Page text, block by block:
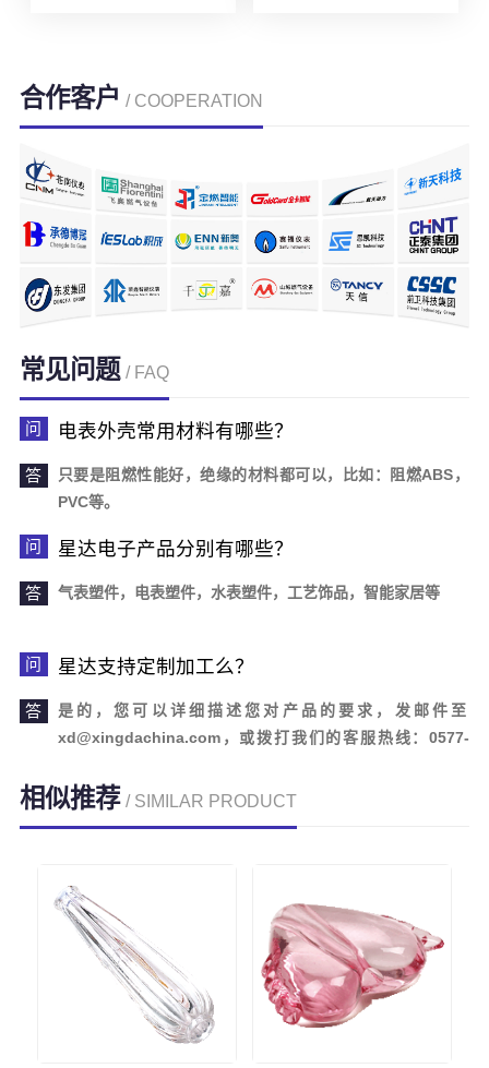
合作客户 / COOPERATION
常见问题 / FAQ
电表外壳常用材料有哪些？
只要是阻燃性能好，绝缘的材料都可以，比如：阻燃ABS，
PVC等。
星达电子产品分别有哪些？
气表塑件，电表塑件，水表塑件，工艺饰品，智能家居等
星达支持定制加工么？
是的，您可以详细描述您对产品的要求，发邮件至
xd@xingdachina.com，或拨打我们的客服热线：0577-
相似推荐 / SIMILAR PRODUCT